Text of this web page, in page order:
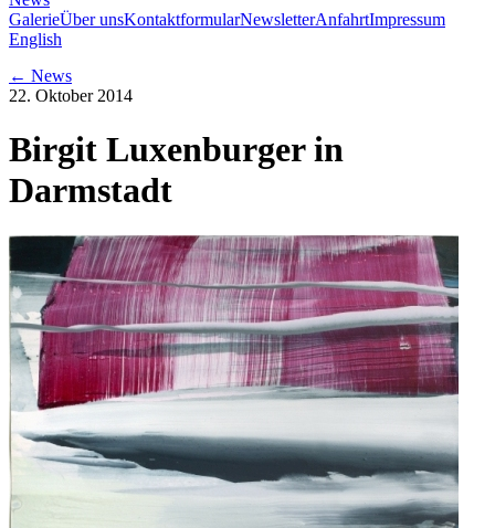
GalerieÜber unsKontaktformularNewsletterAnfahrtImpressum
English
← News
22. Oktober 2014
Birgit Luxenburger in
Darmstadt